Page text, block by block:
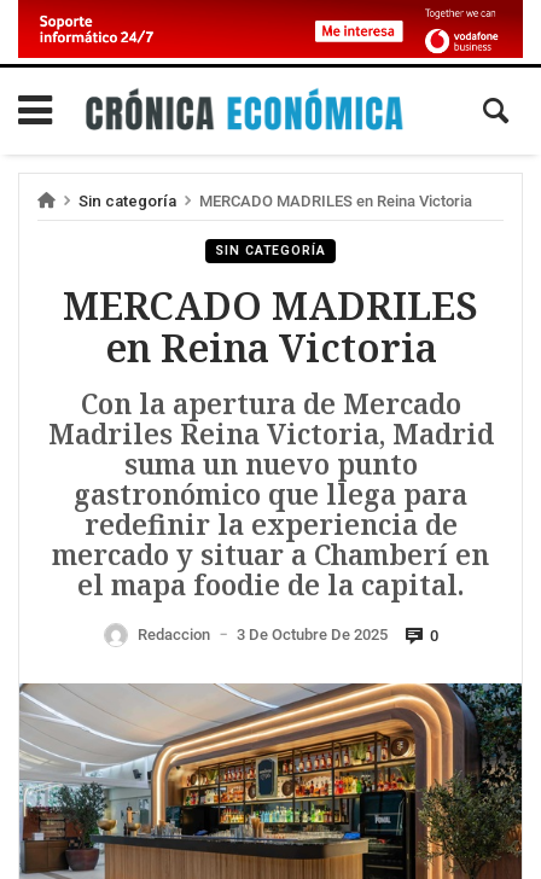
Sin categoría MERCADO MADRILES en Reina Victoria
SIN CATEGORÍA
MERCADO MADRILES
en Reina Victoria
Con la apertura de Mercado
Madriles Reina Victoria, Madrid
suma un nuevo punto
gastronómico que llega para
redefinir la experiencia de
mercado y situar a Chamberí en
el mapa foodie de la capital.
Redaccion — 3 De Octubre De 2025 0